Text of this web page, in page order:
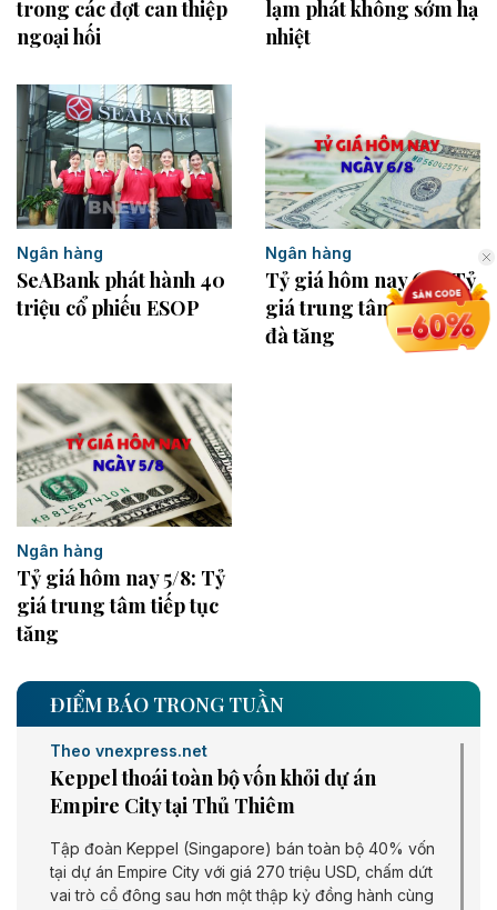
trong các đợt can thiệp
ngoại hối
lạm phát không sớm hạ
nhiệt
Ngân hàng
SeABank phát hành 40
triệu cổ phiếu ESOP
Ngân hàng
Tỷ giá hôm nay 6/8: Tỷ
giá trung tâm nối dài
đà tăng
Ngân hàng
Tỷ giá hôm nay 5/8: Tỷ
giá trung tâm tiếp tục
tăng
ĐIỂM BÁO TRONG TUẦN
Theo vnexpress.net
Keppel thoái toàn bộ vốn khỏi dự án
Empire City tại Thủ Thiêm
Tập đoàn Keppel (Singapore) bán toàn bộ 40% vốn
tại dự án Empire City với giá 270 triệu USD, chấm dứt
vai trò cổ đông sau hơn một thập kỷ đồng hành cùng